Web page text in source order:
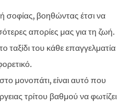
σοφίας, βοηθώντας έτσι να
απορίες μας για τη ζωή.
ταξίδι του κάθε επαγγελματία
μονοπάτι, είναι αυτό που
τρίτου βαθμού να φωτίζει